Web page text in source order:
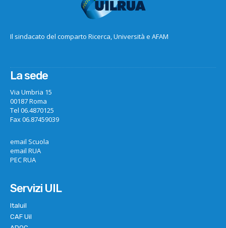
Il sindacato del comparto Ricerca, Università e AFAM
La sede
Via Umbria 15
00187 Roma
Tel 06.4870125
Fax 06.87459039
email Scuola
email RUA
PEC RUA
Servizi UIL
Italuil
CAF Uil